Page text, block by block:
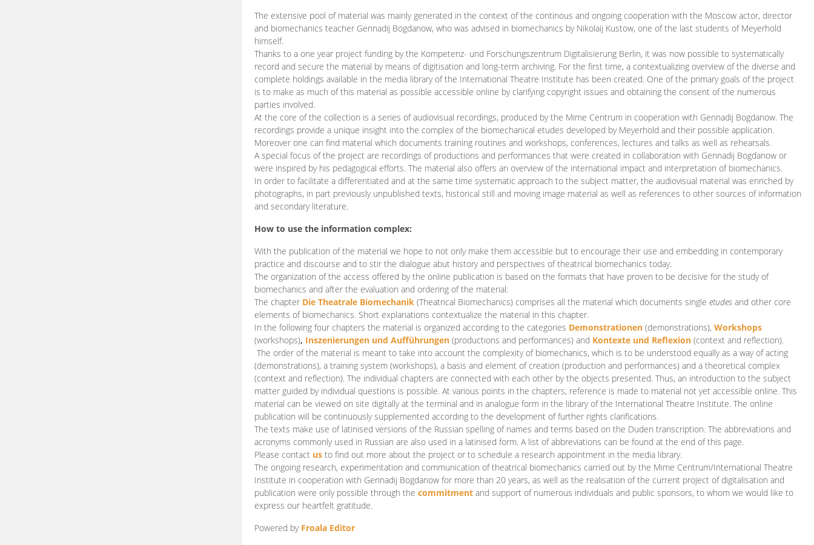
The extensive pool of material was mainly generated in the context of the continous and ongoing cooperation with the Moscow actor, director
and biomechanics teacher Gennadij Bogdanow, who was advised in biomechanics by Nikolaij Kustow, one of the last students of Meyerhold
himself.
Thanks to a one year project funding by the Kompetenz- und Forschungszentrum Digitalisierung Berlin, it was now possible to systematically
record and secure the material by means of digitisation and long-term archiving. For the first time, a contextualizing overview of the diverse and
complete holdings available in the media library of the International Theatre Institute has been created. One of the primary goals of the project
is to make as much of this material as possible accessible online by clarifying copyright issues and obtaining the consent of the numerous
parties involved.
At the core of the collection is a series of audiovisual recordings, produced by the Mime Centrum in cooperation with Gennadij Bogdanow. The
recordings provide a unique insight into the complex of the biomechanical etudes developed by Meyerhold and their possible application.
Moreover one can find material which documents training routines and workshops, conferences, lectures and talks as well as rehearsals.
A special focus of the project are recordings of productions and performances that were created in collaboration with Gennadij Bogdanow or
were inspired by his pedagogical efforts. The material also offers an overview of the international impact and interpretation of biomechanics.
In order to facilitate a differentiated and at the same time systematic approach to the subject matter, the audiovisual material was enriched by
photographs, in part previously unpublished texts, historical still and moving image material as well as references to other sources of information
and secondary literature.
How to use the information complex:
With the publication of the material we hope to not only make them accessible but to encourage their use and embedding in contemporary
practice and discourse and to stir the dialogue abut history and perspectives of theatrical biomechanics today.
The organization of the access offered by the online publication is based on the formats that have proven to be decisive for the study of
biomechanics and after the evaluation and ordering of the material:
The chapter Die Theatrale Biomechanik (Theatrical Biomechanics) comprises all the material which documents single etudes and other core
elements of biomechanics. Short explanations contextualize the material in this chapter.
In the following four chapters the material is organized according to the categories Demonstrationen (demonstrations), Workshops
(workshops), Inszenierungen und Aufführungen (productions and performances) and Kontexte und Reflexion (context and reflection).
The order of the material is meant to take into account the complexity of biomechanics, which is to be understood equally as a way of acting
(demonstrations), a training system (workshops), a basis and element of creation (production and performances) and a theoretical complex
(context and reflection). The individual chapters are connected with each other by the objects presented. Thus, an introduction to the subject
matter guided by individual questions is possible. At various points in the chapters, reference is made to material not yet accessible online. This
material can be viewed on site digitally at the terminal and in analogue form in the library of the International Theatre Institute. The online
publication will be continuously supplemented according to the development of further rights clarifications.
The texts make use of latinised versions of the Russian spelling of names and terms based on the Duden transcription. The abbreviations and
acronyms commonly used in Russian are also used in a latinised form. A list of abbreviations can be found at the end of this page.
Please contact us to find out more about the project or to schedule a research appointment in the media library.
The ongoing research, experimentation and communication of theatrical biomechanics carried out by the Mime Centrum/International Theatre
Institute in cooperation with Gennadij Bogdanow for more than 20 years, as well as the realisation of the current project of digitalisation and
publication were only possible through the commitment and support of numerous individuals and public sponsors, to whom we would like to
express our heartfelt gratitude.
Powered by Froala Editor